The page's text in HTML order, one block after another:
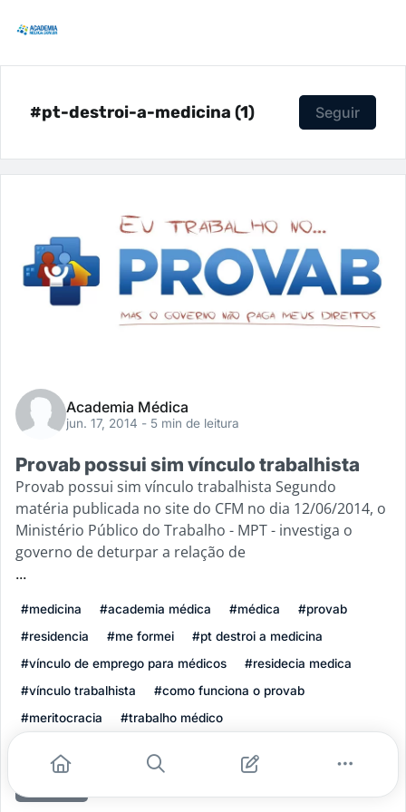
#pt-destroi-a-medicina (1) Seguir
Academia Médica
jun. 17, 2014 - 5 min de leitura
Provab possui sim vínculo trabalhista
Provab possui sim vínculo trabalhista Segundo
matéria publicada no site do CFM no dia 12/06/2014, o
Ministério Público do Trabalho - MPT - investiga o
governo de deturpar a relação de
...
#medicina #academia médica #médica
#provab
#residencia
#me formei
#pt destroi a medicina
#vínculo de emprego para médicos
#residecia medica
#vínculo trabalhista
#como funciona o provab
#meritocracia
#trabalho médico
Leia mais